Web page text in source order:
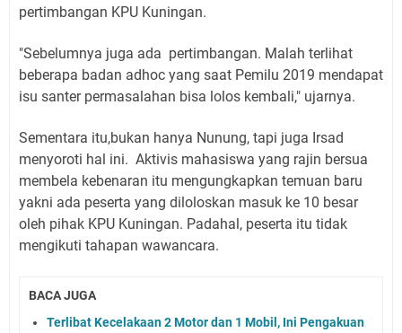
pertimbangan KPU Kuningan.
"Sebelumnya juga ada pertimbangan. Malah terlihat
beberapa badan adhoc yang saat Pemilu 2019 mendapat
isu santer permasalahan bisa lolos kembali," ujarnya.
Sementara itu,bukan hanya Nunung, tapi juga Irsad
menyoroti hal ini. Aktivis mahasiswa yang rajin bersua
membela kebenaran itu mengungkapkan temuan baru
yakni ada peserta yang diloloskan masuk ke 10 besar
oleh pihak KPU Kuningan. Padahal, peserta itu tidak
mengikuti tahapan wawancara.
BACA JUGA
Terlibat Kecelakaan 2 Motor dan 1 Mobil, Ini Pengakuan